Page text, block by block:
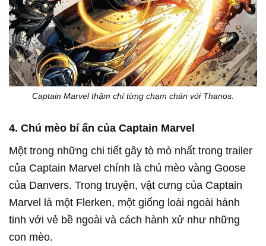
Captain Marvel thậm chí từng chạm chán với Thanos.
4. Chú mèo bí ẩn của Captain Marvel
Một trong những chi tiết gây tò mò nhất trong trailer
của Captain Marvel chính là chú mèo vàng Goose
của Danvers. Trong truyện, vật cưng của Captain
Marvel là một Flerken, một giống loài ngoài hành
tinh với vẻ bề ngoài và cách hành xử như những
con mèo.